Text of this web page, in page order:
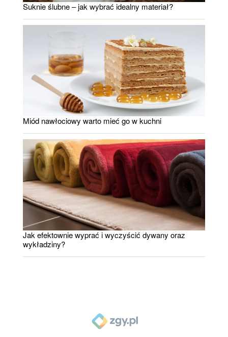
Suknie ślubne – jak wybrać idealny materiał?
Miód nawłociowy warto mieć go w kuchni
Jak efektownie wyprać i wyczyścić dywany oraz
wykładziny?